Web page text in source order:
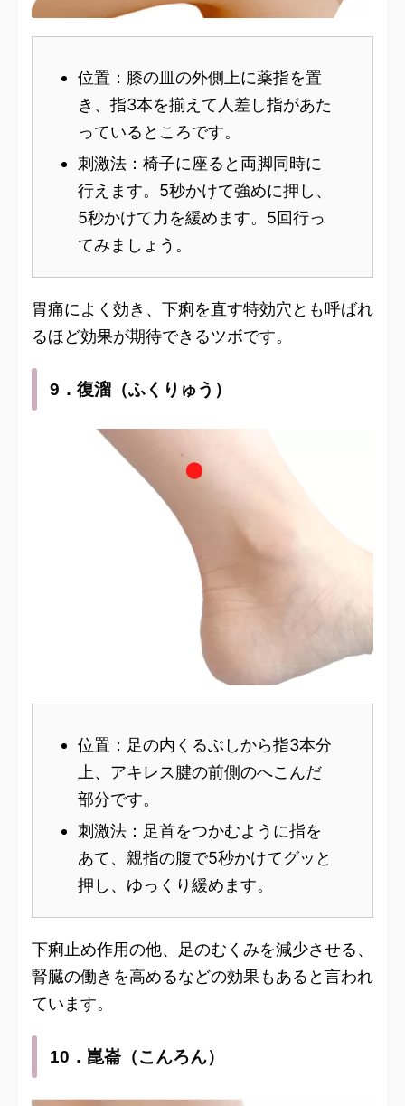
位置：膝の皿の外側上に薬指を置
き、指3本を揃えて人差し指があた
っているところです。
刺激法：椅子に座ると両脚同時に
行えます。5秒かけて強めに押し、
5秒かけて力を緩めます。5回行っ
てみましょう。
胃痛によく効き、下痢を直す特効穴とも呼ばれ
るほど効果が期待できるツボです。
9．復溜（ふくりゅう）
位置：足の内くるぶしから指3本分
上、アキレス腱の前側のへこんだ
部分です。
刺激法：足首をつかむように指を
あて、親指の腹で5秒かけてグッと
押し、ゆっくり緩めます。
下痢止め作用の他、足のむくみを減少させる、
腎臓の働きを高めるなどの効果もあると言われ
ています。
10．崑崙（こんろん）